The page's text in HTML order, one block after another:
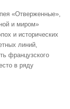
«Отверженные»,
и миром»
и исторических
линий,
французского
в ряду